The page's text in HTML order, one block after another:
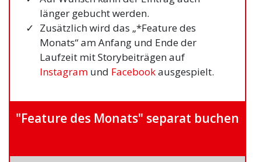
länger gebucht werden.
Zusätzlich wird das „*Feature des
Monats“ am Anfang und Ende der
Laufzeit mit Storybeiträgen auf
Instagramund Facebookausgespielt.
"Feature des Monats" separat buchen